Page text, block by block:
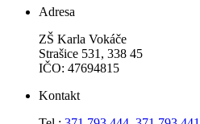
Adresa
ZŠ Karla Vokáče
Strašice 531, 338 45
IČO: 47694815
Kontakt